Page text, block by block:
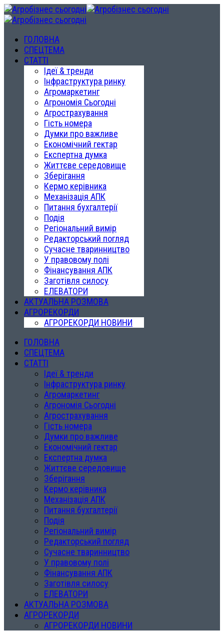
ГОЛОВНА
СПЕЦТЕМА
СТАТТІ
Ідеї & тренди
Інфраструктура ринку
Агромаркетинг
Агрономія Сьогодні
Агрострахування
Гість номера
Думки про важливе
Економічний гектар
Експертна думка
Життєве середовище
Зберігання
Кермо керівника
Механізація АПК
Питання бухгалтерії
Подія
Регіональний вимір
Редакторський погляд
Сучасне тваринництво
У правовому полі
Фінансування АПК
Заготівля силосу
ЕЛЕВАТОРИ
АКТУАЛЬНА РОЗМОВА
АГРОРЕКОРДИ
АГРОРЕКОРДИ НОВИНИ
ГОЛОВНА
СПЕЦТЕМА
СТАТТІ
Ідеї & тренди
Інфраструктура ринку
Агромаркетинг
Агрономія Сьогодні
Агрострахування
Гість номера
Думки про важливе
Економічний гектар
Експертна думка
Життєве середовище
Зберігання
Кермо керівника
Механізація АПК
Питання бухгалтерії
Подія
Регіональний вимір
Редакторський погляд
Сучасне тваринництво
У правовому полі
Фінансування АПК
Заготівля силосу
ЕЛЕВАТОРИ
АКТУАЛЬНА РОЗМОВА
АГРОРЕКОРДИ
АГРОРЕКОРДИ НОВИНИ